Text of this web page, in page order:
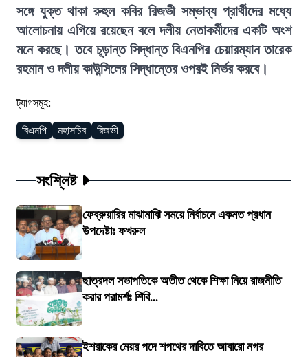
সঙ্গে যুক্ত থাকা রুহুল কবির রিজভী সম্ভাব্য প্রার্থীদের মধ্যে
আলোচনায় এগিয়ে রয়েছেন বলে দলীয় নেতাকর্মীদের একটি অংশ
মনে করছে। তবে চূড়ান্ত সিদ্ধান্ত বিএনপির চেয়ারম্যান তারেক
রহমান ও দলীয় কাউন্সিলের সিদ্ধান্তের ওপরই নির্ভর করবে।
ট্যাগসমূহ:
বিএনপি মহাসচিব রিজভী
সংশ্লিষ্ট
ফেব্রুয়ারির মাঝামাঝি সময়ে নির্বাচনে একমত প্রধান
উপদেষ্টাঃ ফখরুল
ছাত্রদল সভাপতিকে অতীত থেকে শিক্ষা নিয়ে রাজনীতি
করার পরামর্শঃ শিবি...
ইশরাকের মেয়র পদে শপথের দাবিতে আবারো নগর